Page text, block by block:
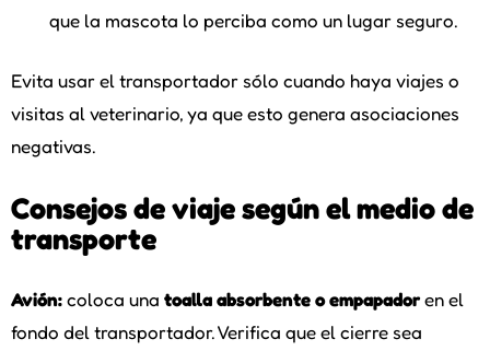
que la mascota lo perciba como un lugar seguro.
Evita usar el transportador sólo cuando haya viajes o
visitas al veterinario, ya que esto genera asociaciones
negativas.
Consejos de viaje según el medio de
transporte
Avión:coloca una toalla absorbente o empapadoren el
fondo del transportador. Verifica que el cierre sea